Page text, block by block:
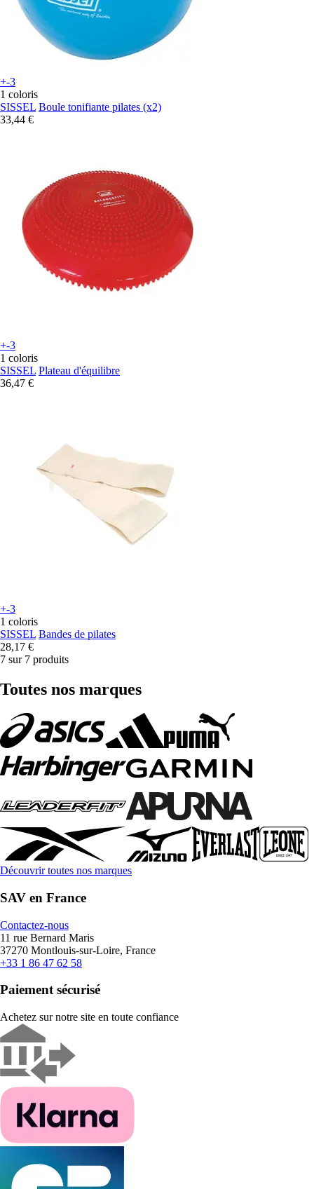
+-3
1 coloris
SISSEL Boule tonifiante pilates (x2)
33,44 €
+-3
1 coloris
SISSEL Plateau d'équilibre
36,47 €
+-3
1 coloris
SISSEL Bandes de pilates
28,17 €
7 sur 7 produits
Toutes nos marques
Découvrir toutes nos marques
SAV en France
Contactez-nous
11 rue Bernard Maris
37270 Montlouis-sur-Loire, France
+33 1 86 47 62 58
Paiement sécurisé
Achetez sur notre site en toute confiance